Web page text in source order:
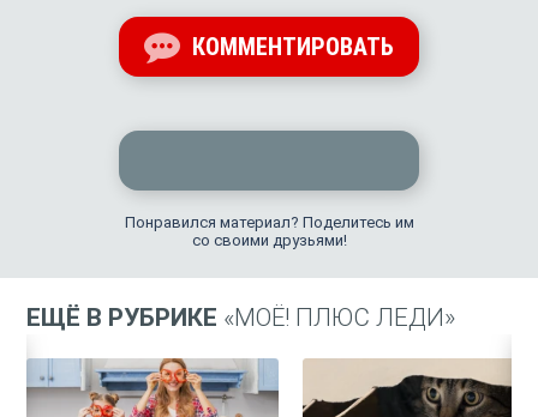
КОММЕНТИРОВАТЬ
Понравился материал? Поделитесь им
со своими друзьями!
ЕЩЁ В РУБРИКЕ «МОЁ! ПЛЮС ЛЕДИ»